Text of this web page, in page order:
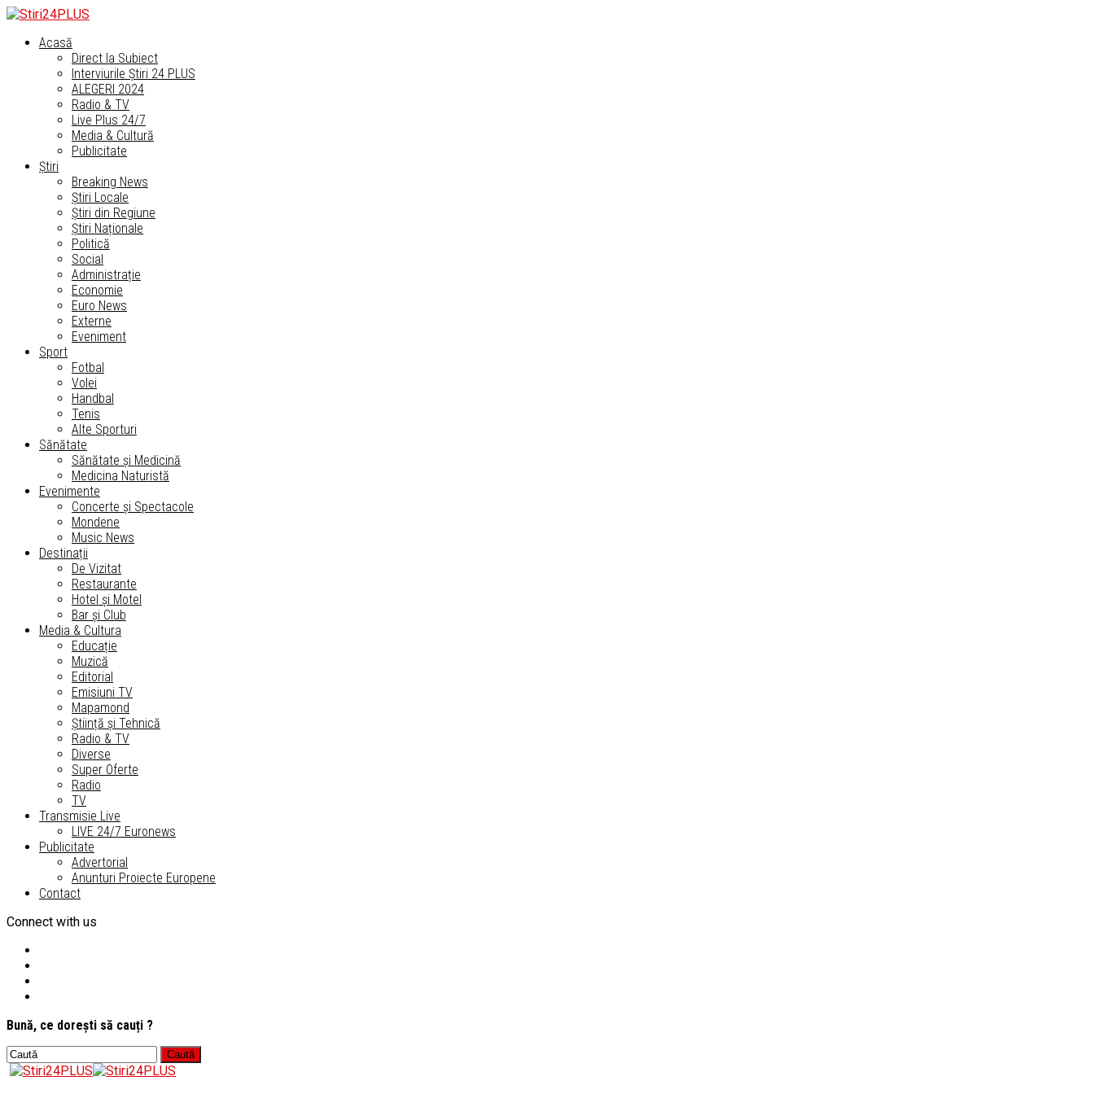
Acasă
Direct la Subiect
Interviurile Știri 24 PLUS
ALEGERI 2024
Radio & TV
Live Plus 24/7
Media & Cultură
Publicitate
Știri
Breaking News
Știri Locale
Știri din Regiune
Știri Naționale
Politică
Social
Administrație
Economie
Euro News
Externe
Eveniment
Sport
Fotbal
Volei
Handbal
Tenis
Alte Sporturi
Sănătate
Sănătate și Medicină
Medicina Naturistă
Evenimente
Concerte și Spectacole
Mondene
Music News
Destinații
De Vizitat
Restaurante
Hotel și Motel
Bar și Club
Media & Cultura
Educație
Muzică
Editorial
Emisiuni TV
Mapamond
Știință și Tehnică
Radio & TV
Diverse
Super Oferte
Radio
TV
Transmisie Live
LIVE 24/7 Euronews
Publicitate
Advertorial
Anunturi Proiecte Europene
Contact
Connect with us
Bună, ce dorești să cauți ?